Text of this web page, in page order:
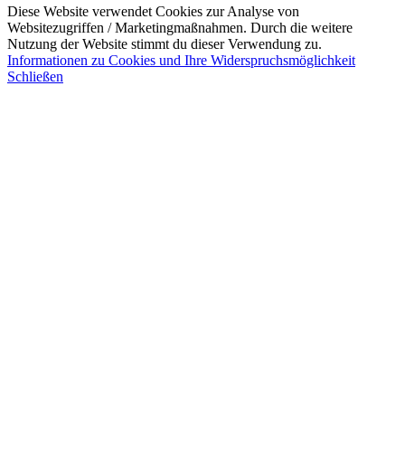
Diese Website verwendet Cookies zur Analyse von
Websitezugriffen / Marketingmaßnahmen. Durch die weitere
Nutzung der Website stimmt du dieser Verwendung zu.
Informationen zu Cookies und Ihre Widerspruchsmöglichkeit
Schließen